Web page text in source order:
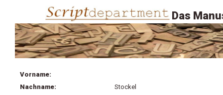
Das
Vorname:
Nachname:
Stockel